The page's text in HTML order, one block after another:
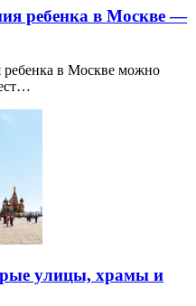
ребенка в Москве —
ребенка в Москве можно
улицы, храмы и